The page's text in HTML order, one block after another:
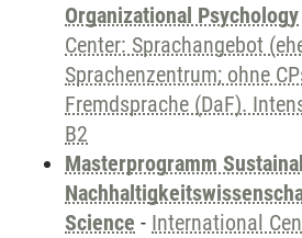
Organizational Psychology
Center: Sprachangebot
Sprachenzentrum; ohne
Fremdsprache (DaF).
B2
Masterprogramm
Science - International